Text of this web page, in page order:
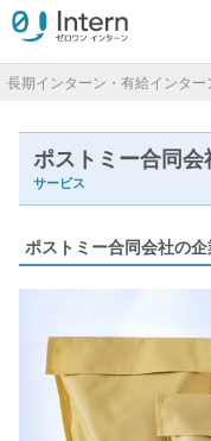
長期インターン・有給インタ
ポストミー合同会
サービス
ポストミー合同会社の